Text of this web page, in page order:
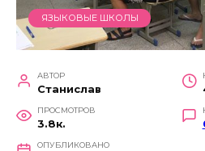
ЯЗЫКОВЫЕ ШКОЛЫ
АВТОР
Станислав
ПРОСМОТРОВ
3.8к.
ОПУБЛИКОВАНО